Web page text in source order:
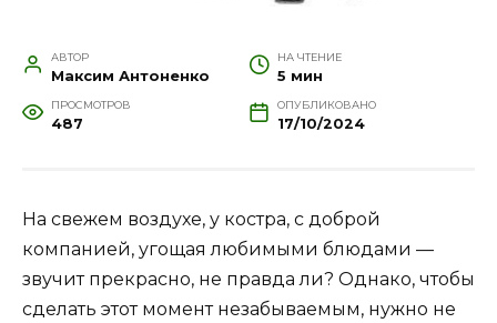
АВТОР
Максим Антоненко
НА ЧТЕНИЕ
5 мин
ПРОСМОТРОВ
487
ОПУБЛИКОВАНО
17/10/2024
На свежем воздухе, у костра, с доброй
компанией, угощая любимыми блюдами —
звучит прекрасно, не правда ли? Однако, чтобы
сделать этот момент незабываемым, нужно не